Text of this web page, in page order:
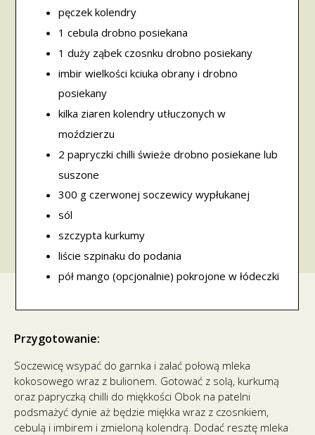
pęczek kolendry
1 cebula drobno posiekana
1 duży ząbek czosnku drobno posiekany
imbir wielkości kciuka obrany i drobno
posiekany
kilka ziaren kolendry utłuczonych w
moździerzu
2 papryczki chilli świeże drobno posiekane lub
suszone
300 g czerwonej soczewicy wypłukanej
sól
szczypta kurkumy
liście szpinaku do podania
pół mango (opcjonalnie) pokrojone w łódeczki
Przygotowanie:
Soczewicę wsypać do garnka i zalać połową mleka
kokosowego wraz z bulionem. Gotować z solą, kurkumą
oraz papryczką chilli do miękkości Obok na patelni
podsmażyć dynie aż będzie miękka wraz z czosnkiem,
cebulą i imbirem i zmieloną kolendrą. Dodać resztę mleka